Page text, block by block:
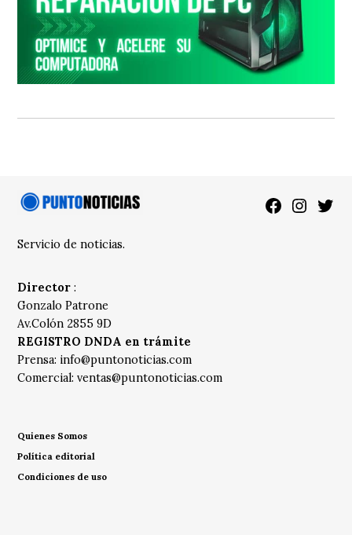
Facebook
Servicio de noticias.
Director :
Gonzalo Patrone
Av.Colón 2855 9D
REGISTRO DNDA en trámite
Prensa: info@puntonoticias.com
Comercial:ventas@puntonoticias.com
Quienes Somos
Política editorial
Condiciones de uso